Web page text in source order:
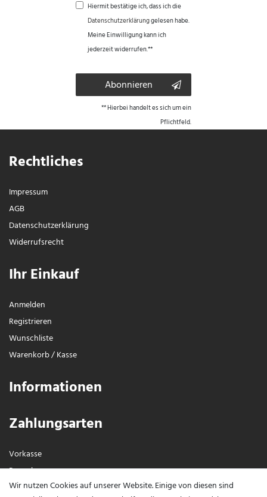
Hiermit bestätige ich, dass ich die
Daten­schutz­erklärunggelesen habe.
Meine Einwilligung kann ich
jederzeit widerrufen.**
Abonnieren
** Hierbei handelt es sich um ein
Pflichtfeld.
Rechtliches
Impressum
AGB
Daten­schutz­erklärung
Widerrufs­recht
Ihr Einkauf
Anmelden
Registrieren
Wunschliste
Warenkorb/Kasse
Informationen
Zahlungsarten
Vorkasse
Paypal
Visa / Mastercard
Wir nutzen Cookies auf unserer Website. Einige von diesen sind